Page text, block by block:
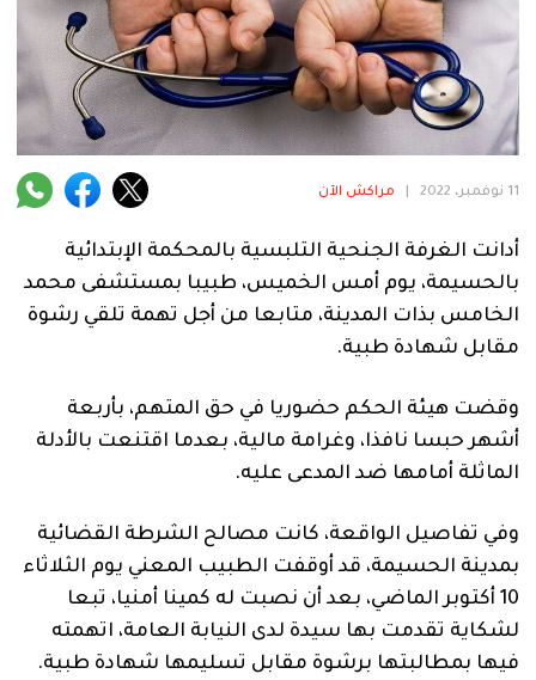
دولية
المرأة
فنية
11 نوفمبر، 2022 مراكش الآن
أدانت الغرفة الجنحية التلبسية بالمحكمة الإبتدائية
بالحسيمة، يوم أمس الخميس، طبيبا بمستشفى محمد
الخامس بذات المدينة، متابعا من أجل تهمة تلقي رشوة
مقابل شهادة طبية.
وقضت هيئة الحكم حضوريا في حق المتهم، بأربعة
أشهر حبسا نافذا، وغرامة مالية، بعدما اقتنعت بالأدلة
الماثلة أمامها ضد المدعى عليه.
وفي تفاصيل الواقعة، كانت مصالح الشرطة القضائية
بمدينة الحسيمة، قد أوقفت الطبيب المعني يوم الثلاثاء
10 أكتوبر الماضي، بعد أن نصبت له كمينا أمنيا، تبعا
لشكاية تقدمت بها سيدة لدى النيابة العامة، اتهمته
فيها بمطالبتها برشوة مقابل تسليمها شهادة طبية.